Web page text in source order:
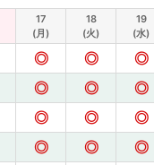
17
(月)
18
(火)
19
(水)
◎ ◎ ◎
◎ ◎ ◎
◎ ◎ ◎
◎ ◎ ◎